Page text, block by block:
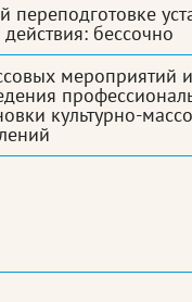
бессочно
мероприятий
культурно-